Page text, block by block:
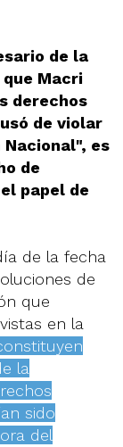
de la
Macri
derechos
de violar
es
de
papel de
de la fecha
de
que
en la
la
sido
del